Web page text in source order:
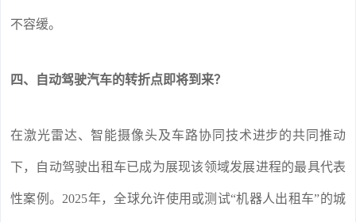
不容缓。
四、自动驾驶汽车的转折点即将到来？
在激光雷达、智能摄像头及车路协同技术进步的共同推动
下，自动驾驶出租车已成为展现该领域发展进程的最具代表
性案例。2025年，全球允许使用或测试“机器人出租车”的城